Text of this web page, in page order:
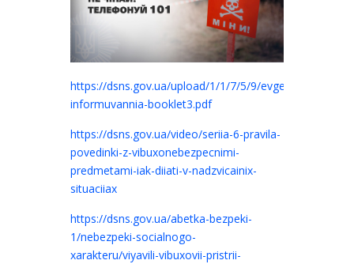
https://dsns.gov.ua/upload/1/1/7/5/9/evgen-
informuvannia-booklet3.pdf
https://dsns.gov.ua/video/seriia-6-pravila-
povedinki-z-vibuxonebezpecnimi-
predmetami-iak-diiati-v-nadzvicainix-
situaciiax
https://dsns.gov.ua/abetka-bezpeki-
1/nebezpeki-socialnogo-
xarakteru/viyavili-vibuxovii-pristrii-